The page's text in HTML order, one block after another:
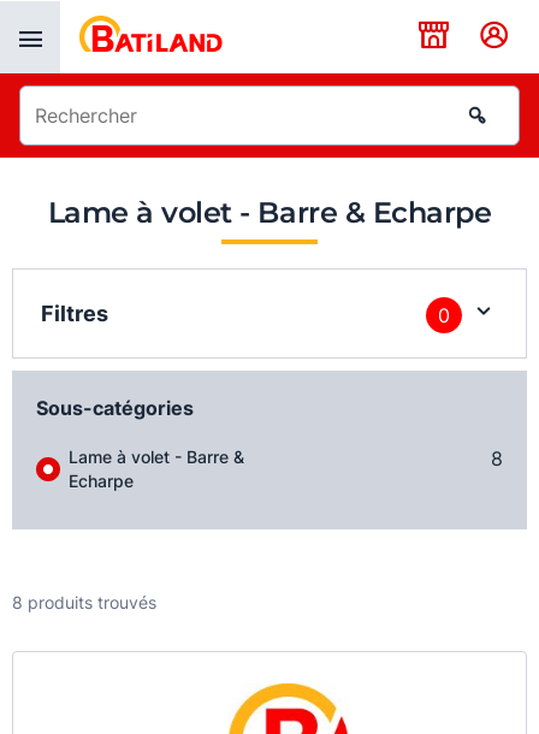
Lame à volet - Barre & Echarpe
Filtres 0
Sous-catégories
Lame à volet - Barre &
Echarpe
8
8 produits trouvés
Panneau de gestion des cookies